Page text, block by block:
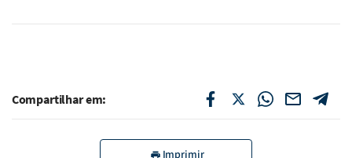
Compartilhar em:
Imprimir